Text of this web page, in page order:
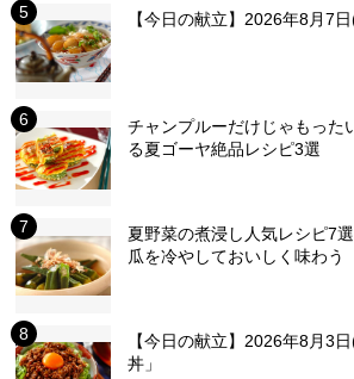
【今日の献立】2026年8月7
チャンプルーだけじゃもった
る夏ゴーヤ絶品レシピ3選
夏野菜の煮浸し人気レシピ7
瓜を冷やしておいしく味わう
【今日の献立】2026年8月3
丼」